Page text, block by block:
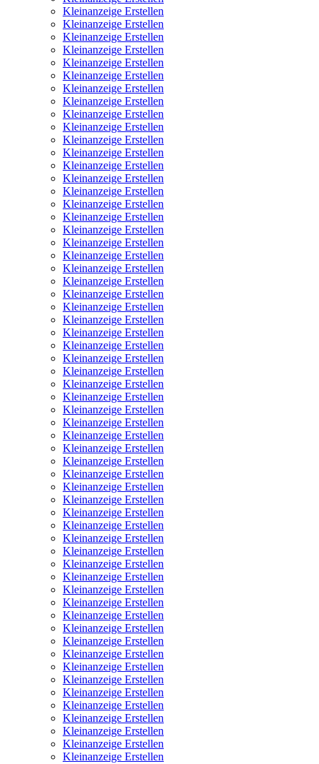
Kleinanzeige Erstellen
Kleinanzeige Erstellen
Kleinanzeige Erstellen
Kleinanzeige Erstellen
Kleinanzeige Erstellen
Kleinanzeige Erstellen
Kleinanzeige Erstellen
Kleinanzeige Erstellen
Kleinanzeige Erstellen
Kleinanzeige Erstellen
Kleinanzeige Erstellen
Kleinanzeige Erstellen
Kleinanzeige Erstellen
Kleinanzeige Erstellen
Kleinanzeige Erstellen
Kleinanzeige Erstellen
Kleinanzeige Erstellen
Kleinanzeige Erstellen
Kleinanzeige Erstellen
Kleinanzeige Erstellen
Kleinanzeige Erstellen
Kleinanzeige Erstellen
Kleinanzeige Erstellen
Kleinanzeige Erstellen
Kleinanzeige Erstellen
Kleinanzeige Erstellen
Kleinanzeige Erstellen
Kleinanzeige Erstellen
Kleinanzeige Erstellen
Kleinanzeige Erstellen
Kleinanzeige Erstellen
Kleinanzeige Erstellen
Kleinanzeige Erstellen
Kleinanzeige Erstellen
Kleinanzeige Erstellen
Kleinanzeige Erstellen
Kleinanzeige Erstellen
Kleinanzeige Erstellen
Kleinanzeige Erstellen
Kleinanzeige Erstellen
Kleinanzeige Erstellen
Kleinanzeige Erstellen
Kleinanzeige Erstellen
Kleinanzeige Erstellen
Kleinanzeige Erstellen
Kleinanzeige Erstellen
Kleinanzeige Erstellen
Kleinanzeige Erstellen
Kleinanzeige Erstellen
Kleinanzeige Erstellen
Kleinanzeige Erstellen
Kleinanzeige Erstellen
Kleinanzeige Erstellen
Kleinanzeige Erstellen
Kleinanzeige Erstellen
Kleinanzeige Erstellen
Kleinanzeige Erstellen
Kleinanzeige Erstellen
Kleinanzeige Erstellen